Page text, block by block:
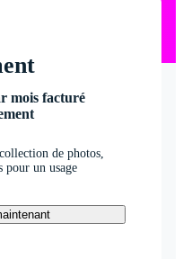
mois facturé
de photos,
pour un usage